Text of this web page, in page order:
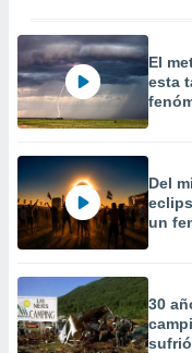
El
esta
Del
un
30